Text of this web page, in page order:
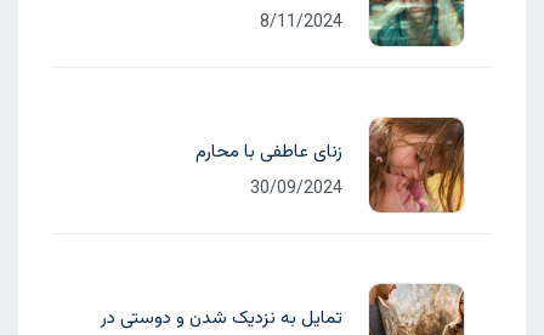
8/11/2024
زنای عاطفی با محارم
30/09/2024
تمایل به نزدیک شدن و دوستی در